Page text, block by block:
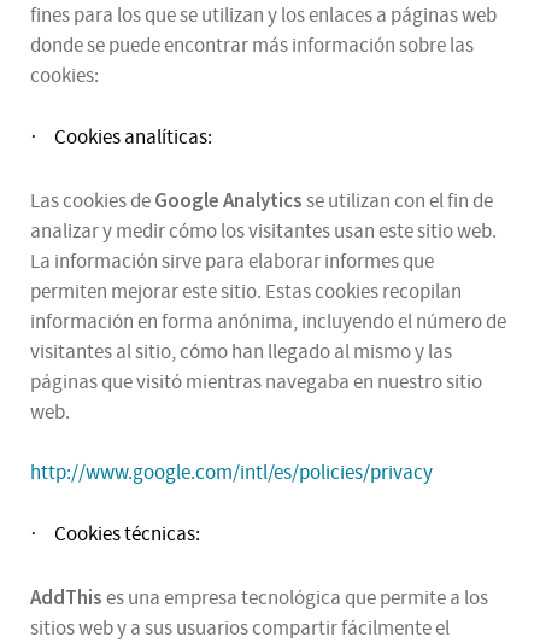
fines para los que se utilizan y los enlaces a páginas web
donde se puede encontrar más información sobre las
cookies:
· Cookies analíticas:
Las cookies deGoogle Analyticsse utilizan con el fin de
analizar y medir cómo los visitantes usan este sitio web.
La información sirve para elaborar informes que
permiten mejorar este sitio. Estas cookies recopilan
información en forma anónima, incluyendo el número de
visitantes al sitio, cómo han llegado al mismo y las
páginas que visitó mientras navegaba en nuestro sitio
web.
http://www.google.com/intl/es/policies/privacy
· Cookies técnicas:
AddThises una empresa tecnológica que permite a los
sitios web y a sus usuarios compartir fácilmente el